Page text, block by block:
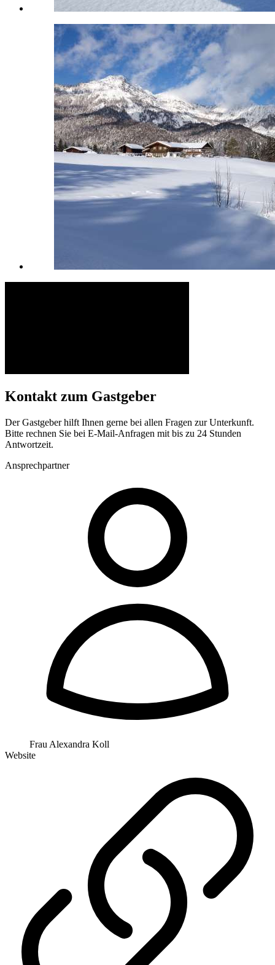
Kontakt zum Gastgeber
Der Gastgeber hilft Ihnen gerne bei allen Fragen zur Unterkunft.
Bitte rechnen Sie bei E-Mail-Anfragen mit bis zu 24 Stunden
Antwortzeit.
Ansprechpartner
Frau Alexandra Koll
Website